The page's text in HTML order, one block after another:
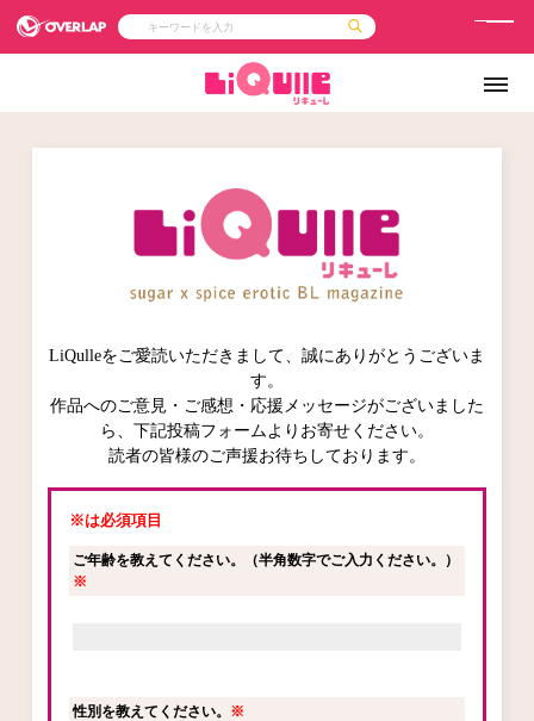
ライトノベル
お問い合わせはこちら
オーバーラップ文庫
オーバーラップノベルス
オーバーラップノベルスf
メ
ー
LiQulleをご愛読いただきまして、誠にありがとうございま
す。
作品へのご意見・ご感想・応援メッセージがございました
ら、下記投稿フォームよりお寄せください。
読者の皆様のご声援お待ちしております。
※は必須項目
ご年齢を教えてください。（半角数字でご入力ください。）
※
性別を教えてください。 ※